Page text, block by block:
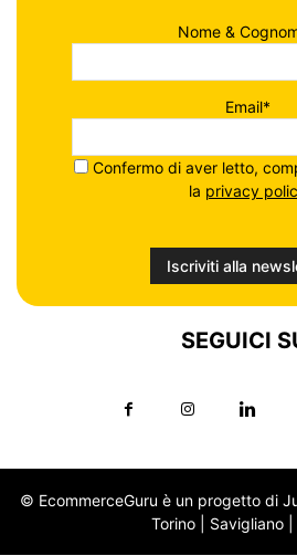
Nome &
Email*
Confermo di aver letto,
la privacy
SEGUICI
© EcommerceGuru è un progetto di
Torino | Savigliano |